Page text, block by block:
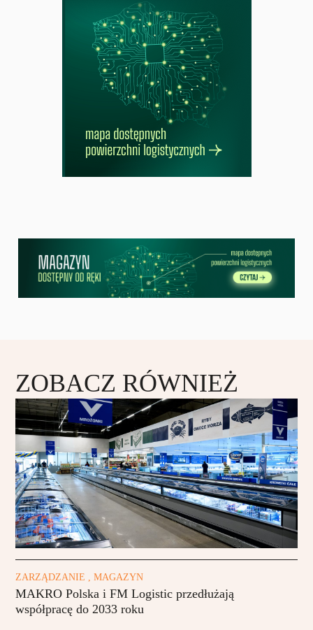
ZOBACZ RÓWNIEŻ
ZARZĄDZANIE , MAGAZYN
MAKRO Polska i FM Logistic przedłużają
współpracę do 2033 roku